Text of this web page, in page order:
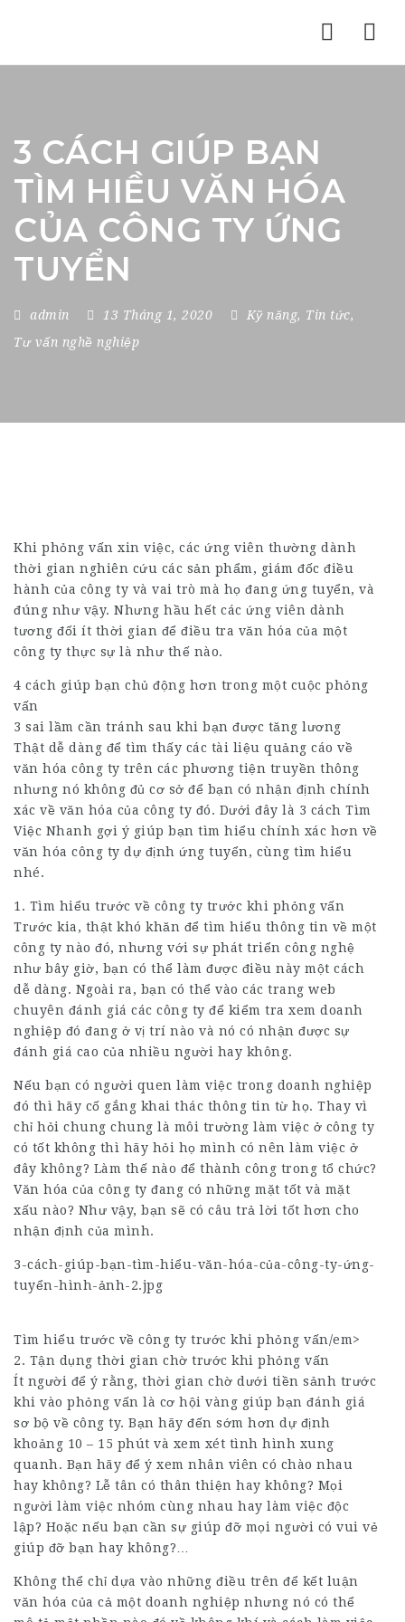
3 CÁCH GIÚP BẠN
TÌM HIỀU VĂN HÓA
CỦA CÔNG TY ỨNG
TUYỂN
admin 13 Tháng 1, 2020 Kỹ năng, Tin tức,
Tư vấn nghề nghiệp
Khi phỏng vấn xin việc, các ứng viên thường dành
thời gian nghiên cứu các sản phẩm, giám đốc điều
hành của công ty và vai trò mà họ đang ứng tuyển, và
đúng như vậy. Nhưng hầu hết các ứng viên dành
tương đối ít thời gian để điều tra văn hóa của một
công ty thực sự là như thế nào.
4 cách giúp bạn chủ động hơn trong một cuộc phỏng
vấn
3 sai lầm cần tránh sau khi bạn được tăng lương
Thật dễ dàng để tìm thấy các tài liệu quảng cáo về
văn hóa công ty trên các phương tiện truyền thông
nhưng nó không đủ cơ sở để bạn có nhận định chính
xác về văn hóa của công ty đó. Dưới đây là 3 cách Tìm
Việc Nhanh gợi ý giúp bạn tìm hiểu chính xác hơn về
văn hóa công ty dự định ứng tuyển, cùng tìm hiểu
nhé.
1. Tìm hiểu trước về công ty trước khi phỏng vấn
Trước kia, thật khó khăn để tìm hiểu thông tin về một
công ty nào đó, nhưng với sự phát triển công nghệ
như bây giờ, bạn có thể làm được điều này một cách
dễ dàng. Ngoài ra, bạn có thể vào các trang web
chuyên đánh giá các công ty để kiểm tra xem doanh
nghiệp đó đang ở vị trí nào và nó có nhận được sự
đánh giá cao của nhiều người hay không.
Nếu bạn có người quen làm việc trong doanh nghiệp
đó thì hãy cố gắng khai thác thông tin từ họ. Thay vì
chỉ hỏi chung chung là môi trường làm việc ở công ty
có tốt không thì hãy hỏi họ mình có nên làm việc ở
đây không? Làm thế nào để thành công trong tổ chức?
Văn hóa của công ty đang có những mặt tốt và mặt
xấu nào? Như vậy, bạn sẽ có câu trả lời tốt hơn cho
nhận định của mình.
3-cách-giúp-bạn-tìm-hiểu-văn-hóa-của-công-ty-ứng-
tuyển-hình-ảnh-2.jpg
Tìm hiểu trước về công ty trước khi phỏng vấn/em>
2. Tận dụng thời gian chờ trước khi phỏng vấn
Ít người để ý rằng, thời gian chờ dưới tiền sảnh trước
khi vào phỏng vấn là cơ hội vàng giúp bạn đánh giá
sơ bộ về công ty. Bạn hãy đến sớm hơn dự định
khoảng 10 – 15 phút và xem xét tình hình xung
quanh. Bạn hãy để ý xem nhân viên có chào nhau
hay không? Lễ tân có thân thiện hay không? Mọi
người làm việc nhóm cùng nhau hay làm việc độc
lập? Hoặc nếu bạn cần sự giúp đỡ mọi người có vui vẻ
giúp đỡ bạn hay không?…
Không thể chỉ dựa vào những điều trên để kết luận
văn hóa của cả một doanh nghiệp nhưng nó có thể